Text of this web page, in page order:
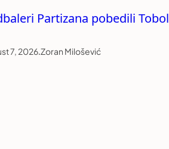
Partizana pobedili Tobol
7, 2026.Zoran Milošević